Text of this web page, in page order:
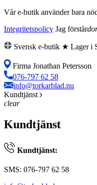
Vår e-butik använder bara
Integritetspolicy Jag förstår
Svensk e-butik ★ Lager i
Firma Jonathan Petersson
076-797 62 58
info@torkarblad.nu
Kundtjänst
clear
Kundtjänst
Kundtjänst:
SMS: 076-797 62 58